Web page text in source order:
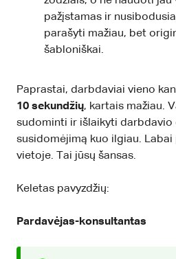
pažįstamas ir
parašyti mažiau, bet
šabloniškai.
Paprastai, darbdaviai vieno
10 sekundžių, kartais mažiau.
sudominti ir išlaikyti darbdavio
susidomėjimą kuo ilgiau.
vietoje. Tai jūsų šansas.
Keletas pavyzdžių:
Pardavėjas-konsultantas